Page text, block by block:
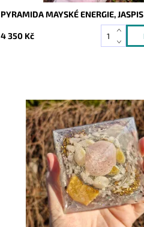
PYRAMIDA MAYSKÉ ENERGIE, JASPIS
4 350 Kč
Dostupnost:
Vyprodáno
10065